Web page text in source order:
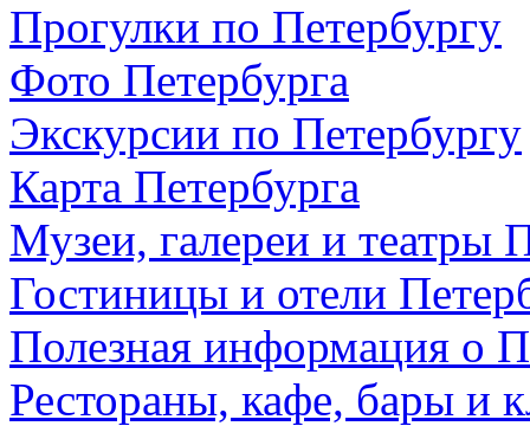
Прогулки по Петербургу
Фото Петербурга
Экскурсии по Петербургу
Карта Петербурга
Музеи, галереи и театры
Гостиницы и отели
Полезная информация о
Рестораны, кафе, бары и